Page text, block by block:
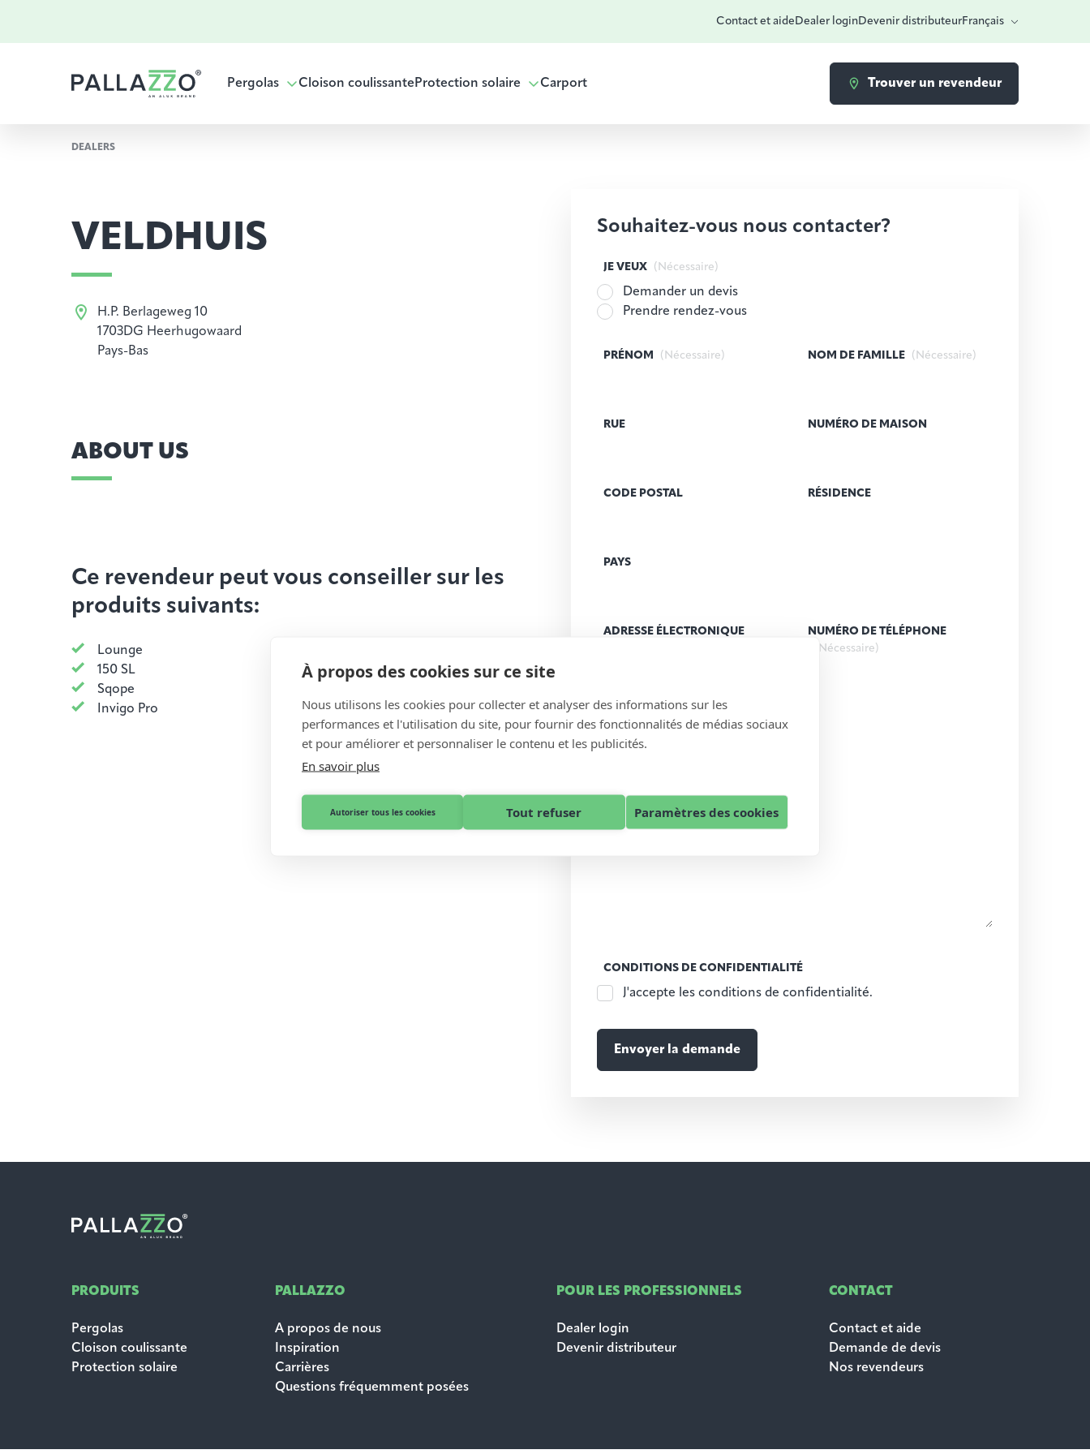
À propos des cookies sur ce site
Nous utilisons les cookies pour collecter et analyser des informations sur les
performances et l'utilisation du site, pour fournir des fonctionnalités de médias sociaux
et pour améliorer et personnaliser le contenu et les publicités.
En savoir plus
Autoriser tous les cookies Tout refuser Paramètres des cookies
Contact et aideDealer loginDevenir distributeurFrançais
Pergolas Cloison coulissanteProtection solaire Carport Trouver un revendeur
DEALERS
VELDHUIS
H.P. Berlageweg 10
1703DG Heerhugowaard
Pays-Bas
ABOUT US
Ce revendeur peut vous conseiller sur les
produits suivants:
Lounge
150 SL
Sqope
Invigo Pro
Souhaitez-vous nous contacter?
JE VEUX (Nécessaire)
Demander un devis
Prendre rendez-vous
PRÉNOM (Nécessaire) NOM DE FAMILLE (Nécessaire)
RUE NUMÉRO DE MAISON
CODE POSTAL RÉSIDENCE
PAYS
ADRESSE ÉLECTRONIQUE
NUMÉRO DE TÉLÉPHONE
(Nécessaire)
MESSAGE (Nécessaire)
CONDITIONS DE CONFIDENTIALITÉ
J'accepte les conditions de confidentialité.
PRODUITS
Pergolas
Cloison coulissante
Protection solaire
PALLAZZO
A propos de nous
Inspiration
Carrières
Questions fréquemment posées
POUR LES PROFESSIONNELS
Dealer login
Devenir distributeur
CONTACT
Contact et aide
Demande de devis
Nos revendeurs